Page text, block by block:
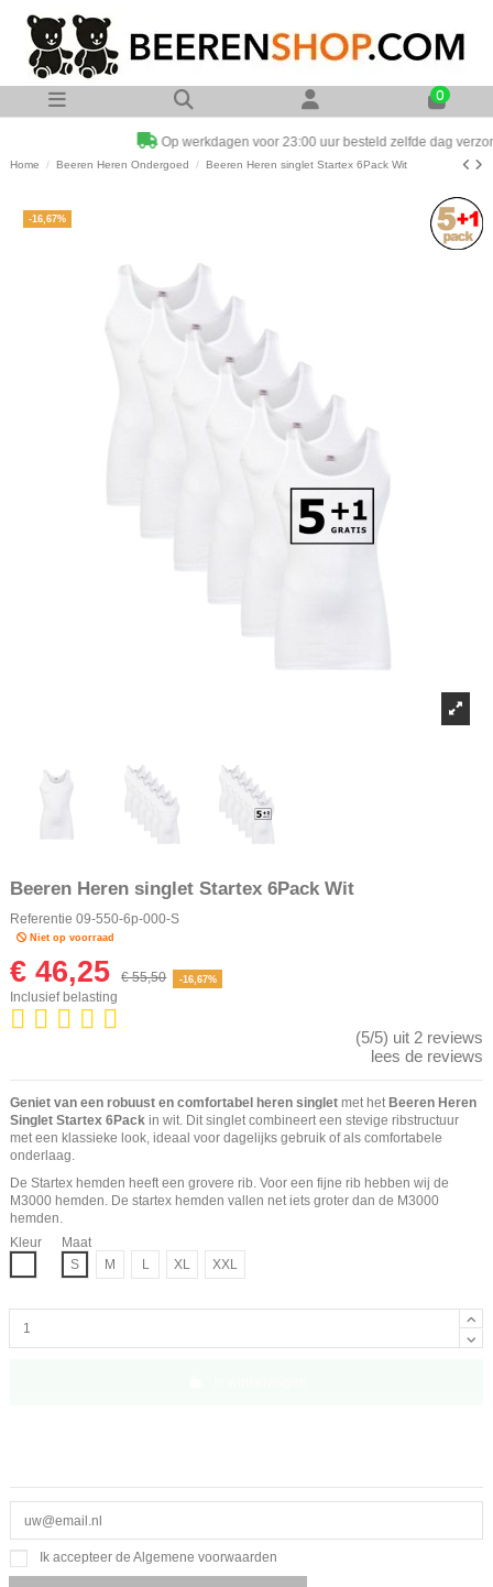
0
Op werkdagen voor 23:00 uur besteld zelfde dag verzonden
Home Beeren Heren Ondergoed Beeren Heren singlet Startex 6Pack Wit
-16,67%
Beeren Heren singlet Startex 6Pack Wit
Referentie 09-550-6p-000-S
Niet op voorraad
€ 46,25 € 55,50 -16,67%
Inclusief belasting
(5/5) uit 2 reviews
lees de reviews
Geniet van een robuust en comfortabel heren singlet met het Beeren Heren
Singlet Startex 6Pack in wit. Dit singlet combineert een stevige ribstructuur
met een klassieke look, ideaal voor dagelijks gebruik of als comfortabele
onderlaag.
De Startex hemden heeft een grovere rib. Voor een fijne rib hebben wij de
M3000 hemden. De startex hemden vallen net iets groter dan de M3000
hemden.
Kleur
Maat
S
M L XL XXL
Ik accepteer de Algemene voorwaarden